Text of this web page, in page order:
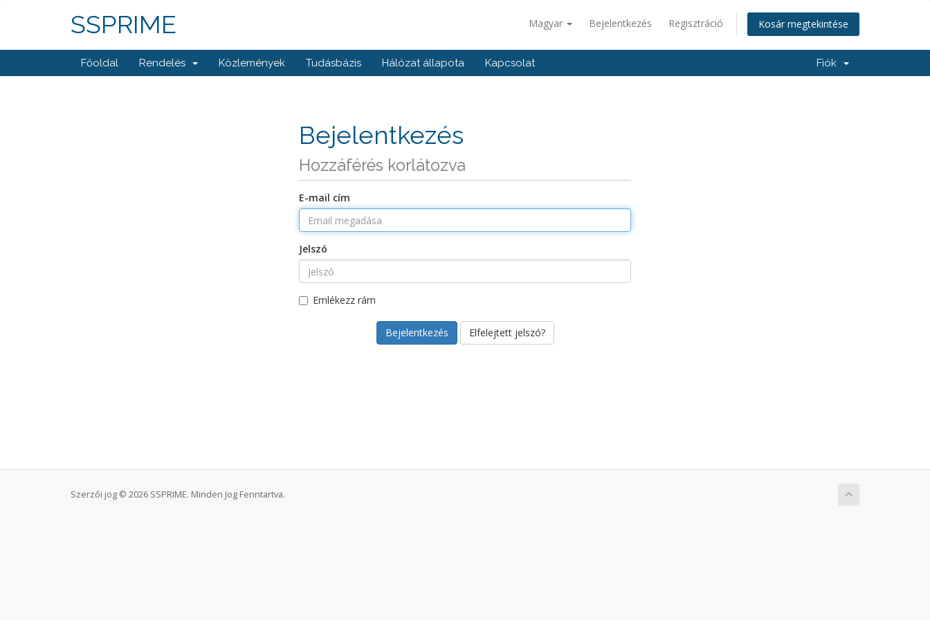
Magyar Bejelentkezés Regisztráció Kosár megtekintése
SSPRIME
Főoldal Rendelés Közlemények Tudásbázis Hálózat állapota Kapcsolat Fiók
Bejelentkezés
Hozzáférés korlátozva
E-mail cím
Jelszó
Emlékezz rám
Elfelejtett jelszó?
Szerzői jog © 2026 SSPRIME. Minden Jog Fenntartva.